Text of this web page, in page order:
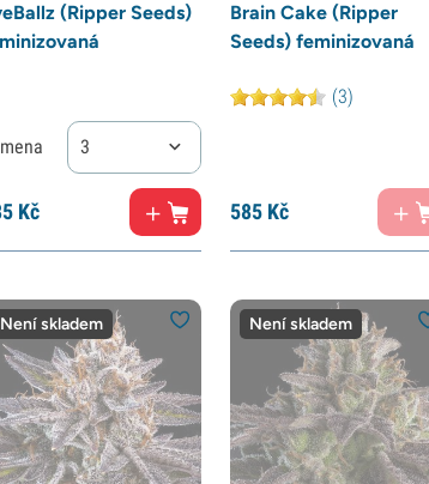
(Ripper Seeds)
3
Kč
Brain Cake (Ripper
Seeds) feminizovaná
(3)
585Kč
Není skladem Není skladem